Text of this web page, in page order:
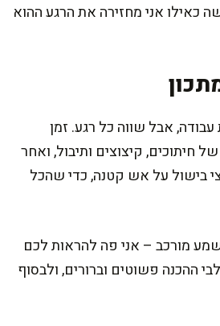
כאילו אני מחזירה את הרגע ההוא
אבל שווה כל רגע. זמן
כ-30 דקות של חיתוכים, קיצוצים ותיבול, ואחר
בישול על אש קטנה, כדי שהכל
מורכב – אני פה להראות לכם
ההכנה פשוטים וברורים, ולבסוף